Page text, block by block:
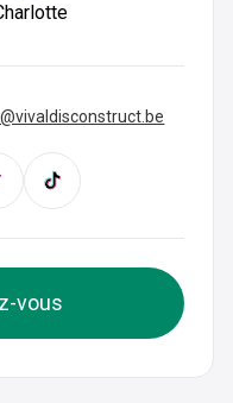
vous